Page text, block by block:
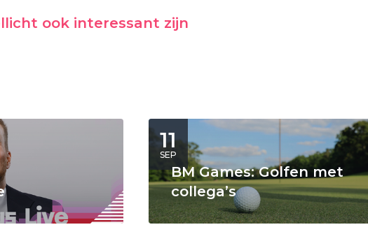
ook interessant zijn
11
SEP
BM Games: Golfen met
collega’s